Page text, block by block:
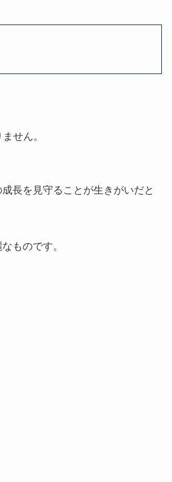
せん。
長を見守ることが生きがいだと
ものです。